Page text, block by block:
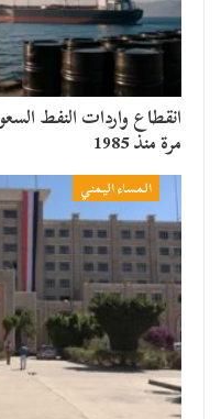
انقطاع واردات النفط
مرة منذ 1985
المساء اليمني